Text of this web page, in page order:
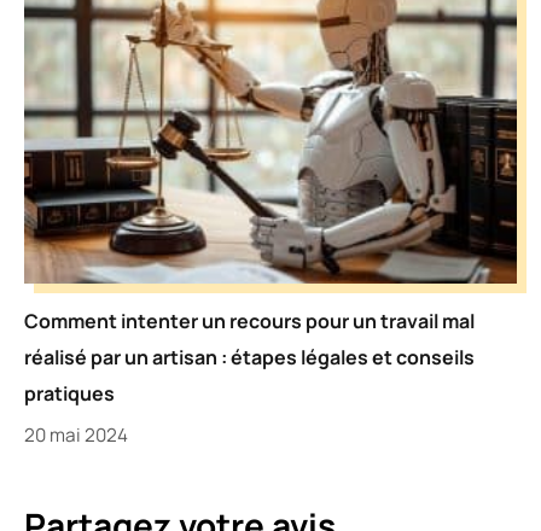
Comment intenter un recours pour un travail mal
réalisé par un artisan : étapes légales et conseils
pratiques
20 mai 2024